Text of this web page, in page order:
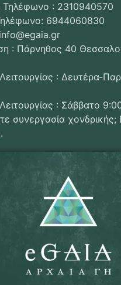
Τηλέφωνο : 2310940570
6944060830
: Πάρνηθος 40
: Δευτέρα-
: Σάββατο
συνεργασία χονδρικής;